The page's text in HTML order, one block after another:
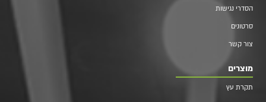
הסדרי נגישות
סרטונים
צור קשר
מוצרים
תקרת עץ